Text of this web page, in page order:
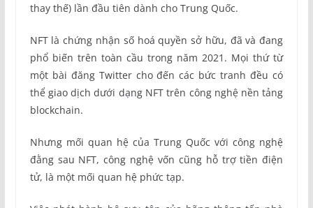
thay thế) lần đầu tiên dành cho Trung Quốc.
NFT là chứng nhận số hoá quyền sở hữu, đã và đang
phổ biến trên toàn cầu trong năm 2021. Mọi thứ từ
một bài đăng Twitter cho đến các bức tranh đều có
thể giao dịch dưới dạng NFT trên công nghệ nền tảng
blockchain.
Nhưng mối quan hệ của Trung Quốc với công nghệ
đằng sau NFT, công nghệ vốn cũng hỗ trợ tiền điện
tử, là một mối quan hệ phức tạp.